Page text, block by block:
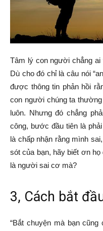
Tâm lý con người chẳng
Dù cho đó chỉ là câu nói
được thông tin phản hồi
con người chúng ta
luôn. Nhưng đó chẳng
công, bước đầu tiên là
là chấp nhận rằng mình
sót của bạn, hãy biết ơn
là người sai cơ mà?
3, Cách bắt
“Bắt chuyện mà bạn